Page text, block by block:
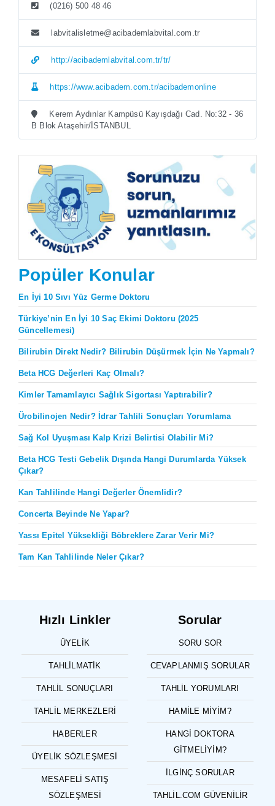
(0216) 500 48 46
labvitalisletme@acibademlabvital.com.tr
http://acibademlabvital.com.tr/tr/
https://www.acibadem.com.tr/acibademonline
Kerem Aydınlar Kampüsü Kayışdağı Cad. No:32 - 36
B Blok Ataşehir/İSTANBUL
Popüler Konular
En İyi 10 Sıvı Yüz Germe Doktoru
Türkiye’nin En İyi 10 Saç Ekimi Doktoru (2025
Güncellemesi)
Bilirubin Direkt Nedir? Bilirubin Düşürmek İçin Ne Yapmalı?
Beta HCG Değerleri Kaç Olmalı?
Kimler Tamamlayıcı Sağlık Sigortası Yaptırabilir?
Ürobilinojen Nedir? İdrar Tahlili Sonuçları Yorumlama
Sağ Kol Uyuşması Kalp Krizi Belirtisi Olabilir Mi?
Beta HCG Testi Gebelik Dışında Hangi Durumlarda Yüksek
Çıkar?
Kan Tahlilinde Hangi Değerler Önemlidir?
Concerta Beyinde Ne Yapar?
Yassı Epitel Yüksekliği Böbreklere Zarar Verir Mi?
Tam Kan Tahlilinde Neler Çıkar?
Hızlı Linkler
ÜYELIK
TAHLILMATIK
TAHLIL SONUÇLARI
TAHLIL MERKEZLERI
HABERLER
ÜYELIK SÖZLEŞMESI
MESAFELI SATIŞ
SÖZLEŞMESI
Sorular
SORU SOR
CEVAPLANMIŞ SORULAR
TAHLIL YORUMLARI
HAMILE MIYIM?
HANGI DOKTORA
GITMELIYIM?
İLGINÇ SORULAR
TAHLIL.COM GÜVENILIR